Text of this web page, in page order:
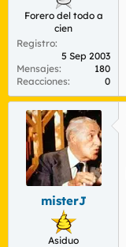
Forero del todo a
cien
Registro
5 Sep 2003
Mensajes
180
Reacciones
0
misterJ
Asiduo